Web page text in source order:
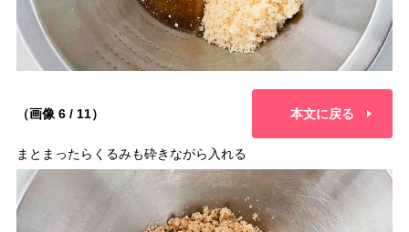
（画像 6 / 11） 本文に戻る
まとまったらくるみも砕きながら入れる